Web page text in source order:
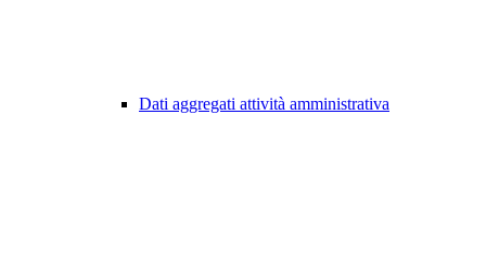
Dati aggregati attività amministrativa